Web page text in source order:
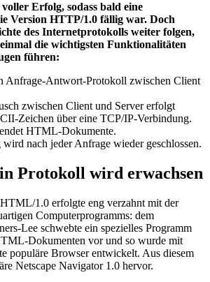
Erfolg, sodass bald eine
Version HTTP/1.0 fällig war. Doch
des Internetprotokolls weiter folgen,
die wichtigsten Funktionalitäten
führen:
Anfrage-Antwort-Protokoll zwischen Client
zwischen Client und Server erfolgt
Zeichen über eine TCP/IP-Verbindung.
HTML-Dokumente.
nach jeder Anfrage wieder geschlossen.
Protokoll wird erwachsen
1.0 erfolgte eng verzahnt mit der
Computerprogramms: dem
Lee schwebte ein spezielles Programm
Dokumenten vor und so wurde mit
populäre Browser entwickelt. Aus diesem
Netscape Navigator 1.0 hervor.